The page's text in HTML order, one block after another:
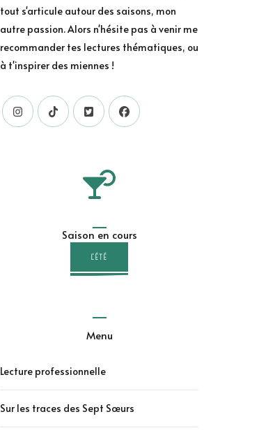
tout s'articule autour des saisons, mon
autre passion. Alors n'hésite pas à venir me
recommander tes lectures thématiques, ou
à t'inspirer des miennes !
Saison en cours
L'ÉTÉ
Menu
Lecture professionnelle
Sur les traces des Sept Sœurs